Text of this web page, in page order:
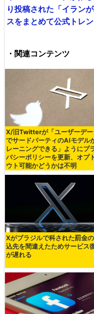
り投稿された「イラン
スをまとめて公式トレ
・関連コンテンツ
X/旧Twitterが「ユーザーデー
でサードパーティのAIモデル
レーニングできる」ようにプ
バシーポリシーを更新、オプ
ウト可能かどうかは不明
Xがブラジルで科された罰金
込先を間違えたためサービス
が遅れる